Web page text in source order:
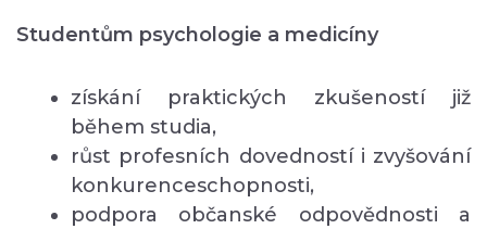
Studentům psychologie a medicíny
získání praktických zkušeností již
během studia,
růst profesních dovedností i zvyšování
konkurenceschopnosti,
podpora občanské odpovědnosti a